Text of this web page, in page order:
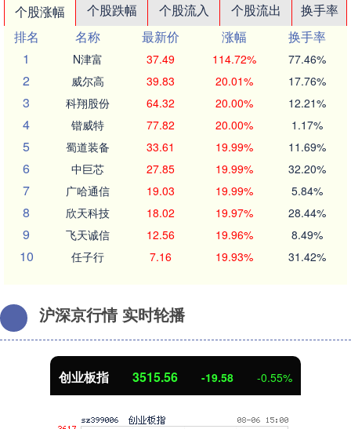
个股涨幅 个股跌幅 个股流入 个股流出
换手率
排名
名称 最新价 涨幅
换手率
1
N津富 37.49 114.72% 77.46%
2 威尔高 39.83 20.01% 17.76%
3 科翔股份 64.32 20.00% 12.21%
4 锴威特 77.82 20.00% 1.17%
5 蜀道装备 33.61 19.99% 11.69%
6 中巨芯 27.85 19.99% 32.20%
7 广哈通信 19.03 19.99% 5.84%
8 欣天科技 18.02 19.97% 28.44%
9 飞天诚信 12.56 19.96% 8.49%
10 任子行 7.16 19.93% 31.42%
沪深京行情 实时轮播
创业板指 3515.56 -19.58 -0.55%